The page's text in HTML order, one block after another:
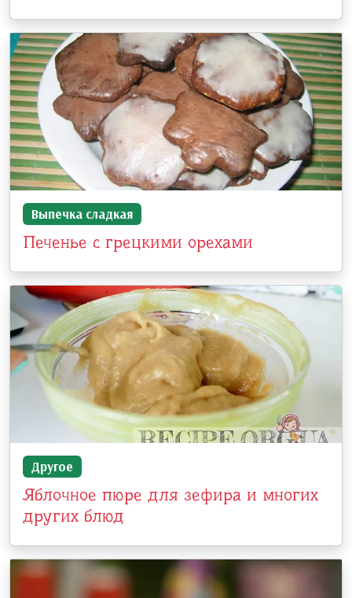
Выпечка сладкая
Печенье с грецкими орехами
Другое
Яблочное пюре для зефира и многих
других блюд